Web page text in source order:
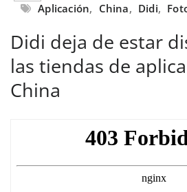
Aplicación, China, Didi,
Didi deja de estar
las tiendas de
China